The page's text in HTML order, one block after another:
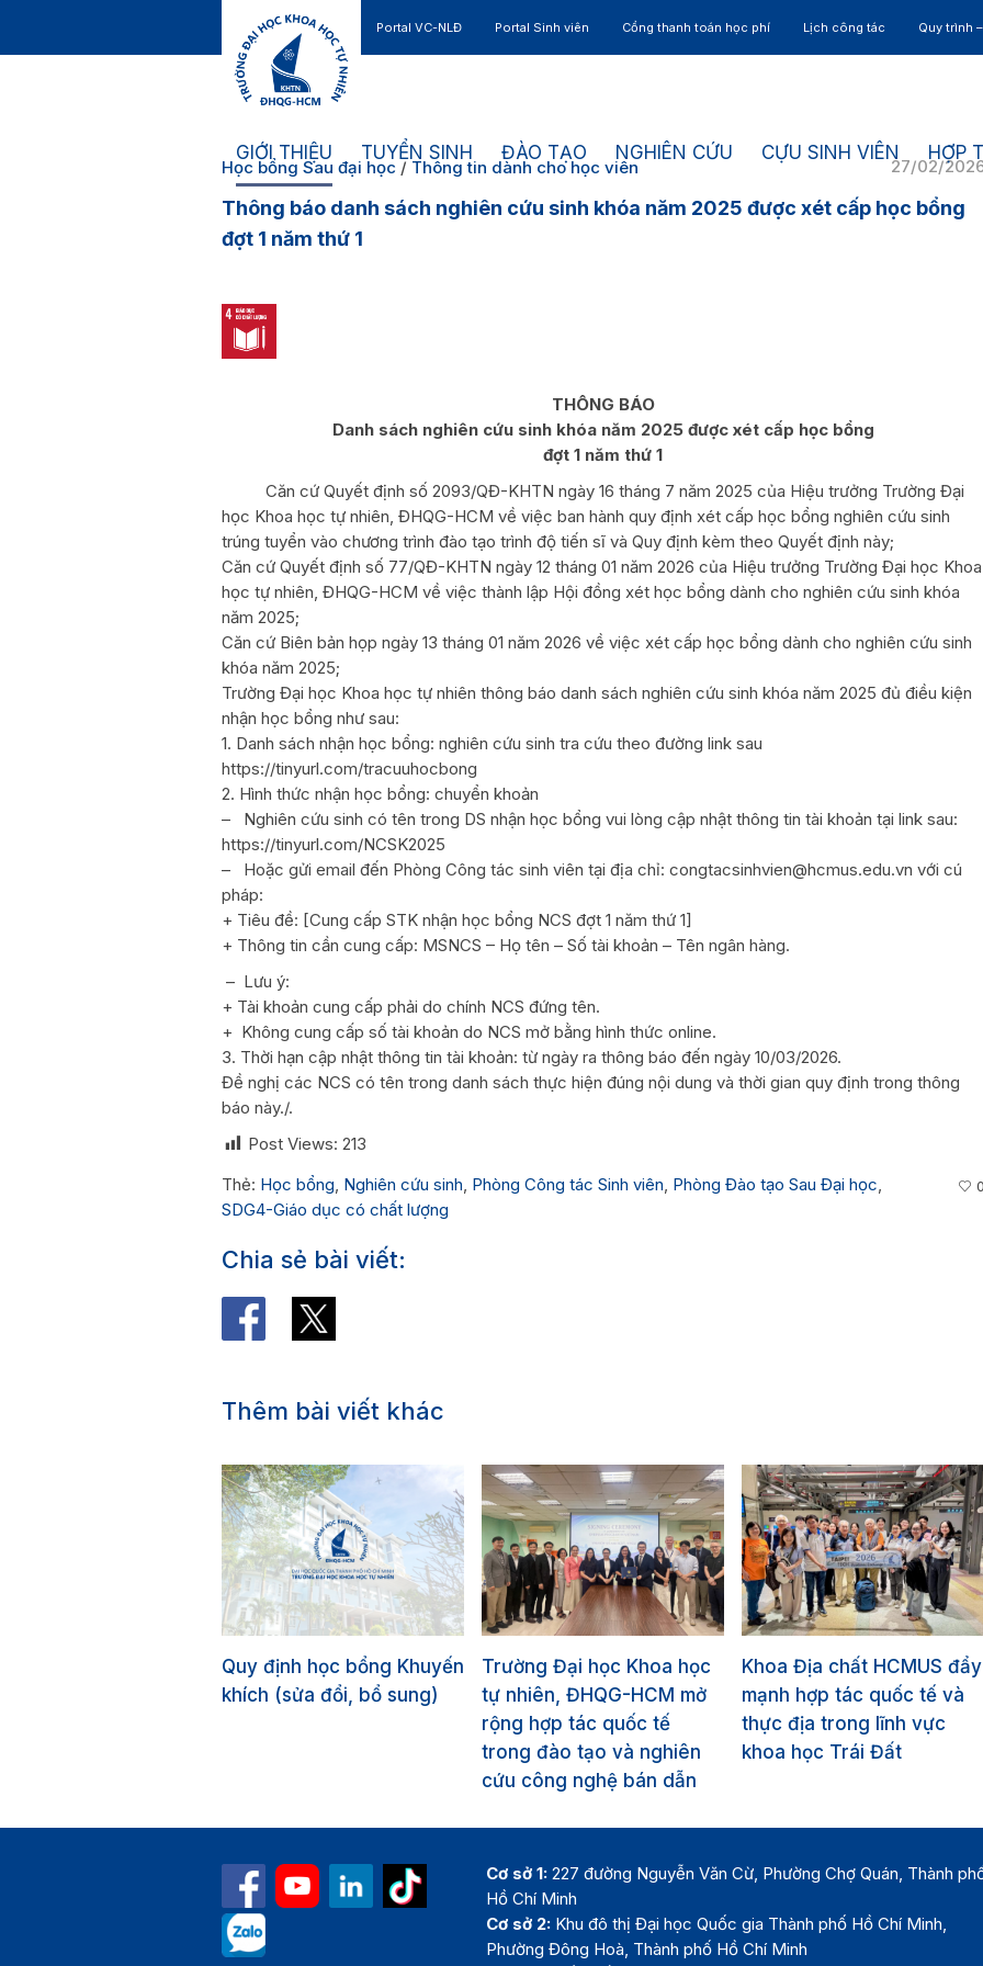
Portal VC-NLĐ Portal Sinh viên Cổng thanh toán học phí Lịch công tác Quy trình
GIỚI THIỆU TUYỂN SINH ĐÀO TẠO NGHIÊN CỨU CỰU SINH VIÊN HỢP
27/02/
Học bổng Sau đại học / Thông tin dành cho học viên
Thông báo danh sách nghiên cứu sinh khóa năm 2025 được xét cấp học bổng
đợt 1 năm thứ 1
THÔNG BÁO
Danh sách nghiên cứu sinh khóa năm 2025 được xét cấp học bổng
đợt 1 năm thứ 1
Căn cứ Quyết định số 2093/QĐ-KHTN ngày 16 tháng 7 năm 2025 của Hiệu trưởng Trường Đại
học Khoa học tự nhiên, ĐHQG-HCM về việc ban hành quy định xét cấp học bổng nghiên cứu sinh
trúng tuyển vào chương trình đào tạo trình độ tiến sĩ và Quy định kèm theo Quyết định này;
Căn cứ Quyết định số 77/QĐ-KHTN ngày 12 tháng 01 năm 2026 của Hiệu trưởng Trường Đại học Khoa
học tự nhiên, ĐHQG-HCM về việc thành lập Hội đồng xét học bổng dành cho nghiên cứu sinh khóa
năm 2025;
Căn cứ Biên bản họp ngày 13 tháng 01 năm 2026 về việc xét cấp học bổng dành cho nghiên cứu sinh
khóa năm 2025;
Trường Đại học Khoa học tự nhiên thông báo danh sách nghiên cứu sinh khóa năm 2025 đủ điều kiện
nhận học bổng như sau:
1. Danh sách nhận học bổng: nghiên cứu sinh tra cứu theo đường link sau
https://tinyurl.com/tracuuhocbong
2. Hình thức nhận học bổng: chuyển khoản
– Nghiên cứu sinh có tên trong DS nhận học bổng vui lòng cập nhật thông tin tài khoản tại link sau:
https://tinyurl.com/NCSK2025
– Hoặc gửi email đến Phòng Công tác sinh viên tại địa chỉ: congtacsinhvien@hcmus.edu.vn với cú
pháp:
+ Tiêu đề: [Cung cấp STK nhận học bổng NCS đợt 1 năm thứ 1]
+ Thông tin cần cung cấp: MSNCS – Họ tên – Số tài khoản – Tên ngân hàng.
– Lưu ý:
+ Tài khoản cung cấp phải do chính NCS đứng tên.
+ Không cung cấp số tài khoản do NCS mở bằng hình thức online.
3. Thời hạn cập nhật thông tin tài khoản: từ ngày ra thông báo đến ngày 10/03/2026.
Đề nghị các NCS có tên trong danh sách thực hiện đúng nội dung và thời gian quy định trong thông
báo này./.
Post Views: 213
Thẻ: Học bổng, Nghiên cứu sinh, Phòng Công tác Sinh viên, Phòng Đào tạo Sau Đại học,
SDG4-Giáo dục có chất lượng
0
Chia sẻ bài viết:
Thêm bài viết khác
Quy định học bổng Khuyến
khích (sửa đổi, bổ sung)
Trường Đại học Khoa học
tự nhiên, ĐHQG-HCM mở
rộng hợp tác quốc tế
trong đào tạo và nghiên
cứu công nghệ bán dẫn
Khoa Địa chất HCMUS đẩy
mạnh hợp tác quốc tế và
thực địa trong lĩnh vực
khoa học Trái Đất
Cơ sở 1: 227 đường Nguyễn Văn Cừ, Phường Chợ Quán, Thành
Hồ Chí Minh
Cơ sở 2: Khu đô thị Đại học Quốc gia Thành phố Hồ Chí Minh,
Phường Đông Hoà, Thành phố Hồ Chí Minh